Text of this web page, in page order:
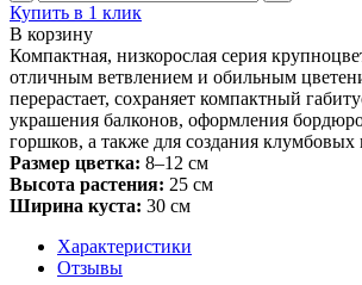
Купить в 1 клик
В корзину
Компактная, низкорослая серия
отличным ветвлением и обильным
перерастает, сохраняет компактный
украшения балконов, оформления
горшков, а также для создания
Размер цветка: 8–12 см
Высота растения: 25 см
Ширина куста: 30 см
Характеристики
Отзывы